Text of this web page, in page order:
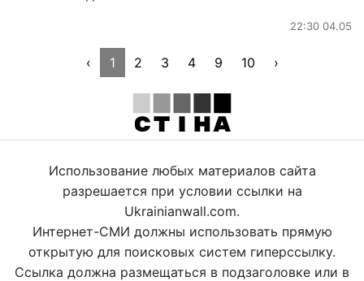
22:30 04.05
‹ 1 2 3 4 9 10 ›
Использование любых материалов сайта
разрешается при условии ссылки на
Ukrainianwall.com.
Интернет-СМИ должны использовать прямую
открытую для поисковых систем гиперссылку.
Ссылка должна размещаться в подзаголовке или в